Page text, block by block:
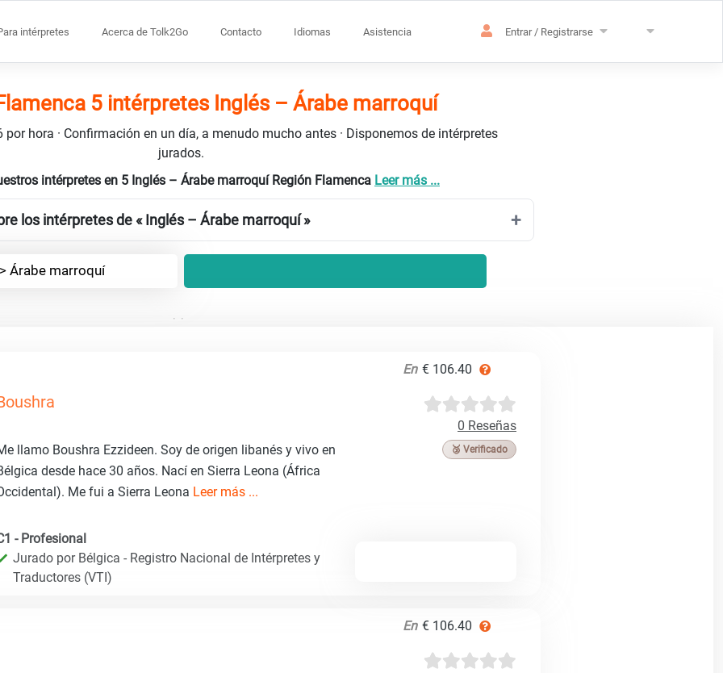
intérpretes Acerca de Tolk2Go Contacto Idiomas Asistencia Entrar / Registrarse
5 intérpretes Inglés – Árabe marroquí
hora · Confirmación en un día, a menudo mucho antes · Disponemos de intérpretes
jurados.
intérpretes en 5 Inglés – Árabe marroquí Región Flamenca Leer más ...
los intérpretes de « Inglés – Árabe marroquí »
Árabe marroquí
En € 106.40
0 Reseñas
🥉 Verificado
llamo Boushra Ezzideen. Soy de origen libanés y vivo en
desde hace 30 años. Nací en Sierra Leona (África
Me fui a Sierra Leona Leer más ...
- Profesional
Jurado por Bélgica - Registro Nacional de Intérpretes y
Traductores (VTI)
En € 106.40